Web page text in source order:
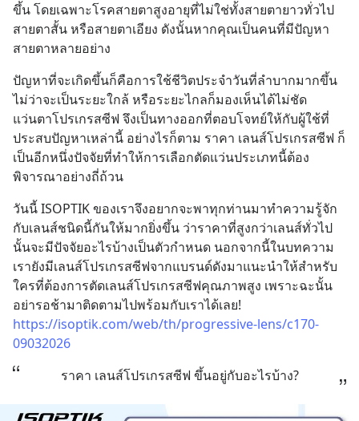
ขึ้น โดยเฉพาะโรคสายตาสูงอายุที่ไม่ใช่ทั้งสายตายาวทั่วไป
สายตาสั้น หรือสายตาเอียง ดังนั้นหากคุณเป็นคนที่มีปัญหา
สายตาหลายอย่าง
ปัญหาที่จะเกิดขึ้นก็คือการใช้ชีวิตประจำวันที่ลำบากมากขึ้น
ไม่ว่าจะเป็นระยะใกล้ หรือระยะไกลก็มองเห็นได้ไม่ชัด
แว่นตาโปรเกรสซีฟ จึงเป็นทางออกที่ตอบโจทย์ให้กับผู้ใช้ที่
ประสบปัญหาเหล่านี้ อย่างไรก็ตาม ราคา เลนส์โปรเกรสซีฟ ก็
เป็นอีกหนึ่งปัจจัยที่ทำให้การเลือกตัดแว่นประเภทนี้ต้อง
พิจารณาอย่างถี่ถ้วน
วันนี้ ISOPTIK ของเราจึงอยากจะพาทุกท่านมาทำความรู้จัก
กับเลนส์ชนิดนี้กันให้มากยิ่งขึ้น ว่าราคาที่สูงกว่าเลนส์ทั่วไป
นั้นจะมีปัจจัยอะไรบ้างเป็นตัวกำหนด นอกจากนี้ในบทความ
เรายังมีเลนส์โปรเกรสซีฟจากแบรนด์ดังมาแนะนำให้สำหรับ
ใครที่ต้องการตัดเลนส์โปรเกรสซีฟคุณภาพสูง เพราะฉะนั้น
https://isoptik.com/web/th/progressive-lens/c170-
09032026
ราคา เลนส์โปรเกรสซีฟ ขึ้นอยู่กับอะไรบ้าง?